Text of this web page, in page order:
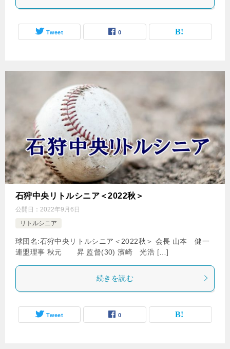
Tweet 0
石狩中央リトルシニア＜2022秋＞
公開日： 2022年9月6日
リトルシニア
球団名:石狩中央リトルシニア＜2022秋＞ 会長 山本 健一
連盟理事 秋元 昇 監督(30) 濱崎 光浩 […]
続きを読む
Tweet 0